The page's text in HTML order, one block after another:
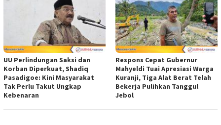
UU Perlindungan Saksi dan
Korban Diperkuat, Shadiq
Pasadigoe: Kini Masyarakat
Tak Perlu Takut Ungkap
Kebenaran
Respons Cepat Gubernur
Mahyeldi Tuai Apresiasi Warga
Kuranji, Tiga Alat Berat Telah
Bekerja Pulihkan Tanggul
Jebol